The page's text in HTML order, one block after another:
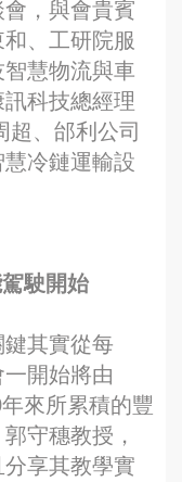
，與會貴賓
、工研院服
慧物流與車
科技總經理
超、邰利公司
冷鏈運輸設
駛開始
其實從每
開始將由
來所累積的豐
守穗教授，
享其教學實